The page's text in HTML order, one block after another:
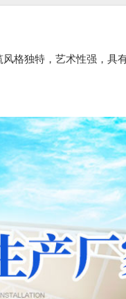
格独特，艺术性强，具